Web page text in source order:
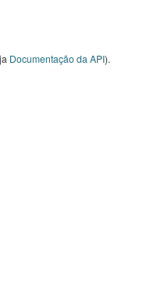
Documentação da API).